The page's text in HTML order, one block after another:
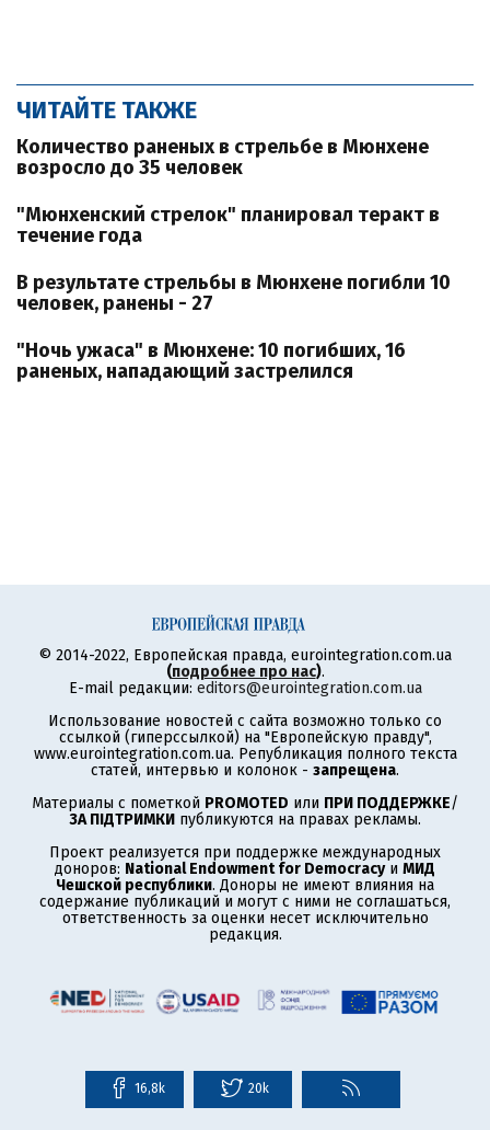
ЧИТАЙТЕ ТАКЖЕ
Количество раненых в стрельбе в Мюнхене
возросло до 35 человек
"Мюнхенский стрелок" планировал теракт в
течение года
В результате стрельбы в Мюнхене погибли 10
человек, ранены - 27
"Ночь ужаса" в Мюнхене: 10 погибших, 16
раненых, нападающий застрелился
© 2014-2022, Европейская правда, eurointegration.com.ua
(подробнее про нас).
E-mail редакции: editors@eurointegration.com.ua
Использование новостей с сайта возможно только со
ссылкой (гиперссылкой) на "Европейскую правду",
www.eurointegration.com.ua. Републикация полного текста
статей, интервью и колонок - запрещена.
Материалы с пометкой PROMOTED или ПРИ ПОДДЕРЖКЕ/
ЗА ПІДТРИМКИ публикуются на правах рекламы.
Проект реализуется при поддержке международных
доноров: National Endowment for Democracyи МИД
Чешской республики. Доноры не имеют влияния на
содержание публикаций и могут с ними не соглашаться,
ответственность за оценки несет исключительно
редакция.
16,8k 20k